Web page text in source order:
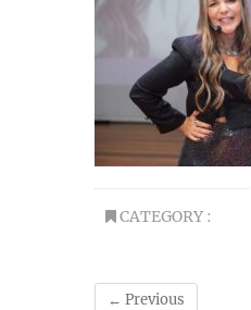
CATEGORY :
← Previous